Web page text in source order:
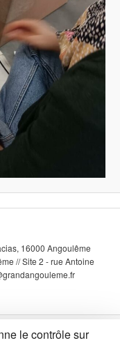
16000 Angoulême
// Site 2 - rue Antoine
le contrôle sur